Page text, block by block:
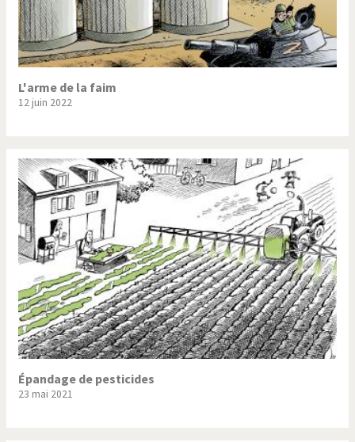
L'arme de la faim
12 juin 2022
Épandage de pesticides
23 mai 2021